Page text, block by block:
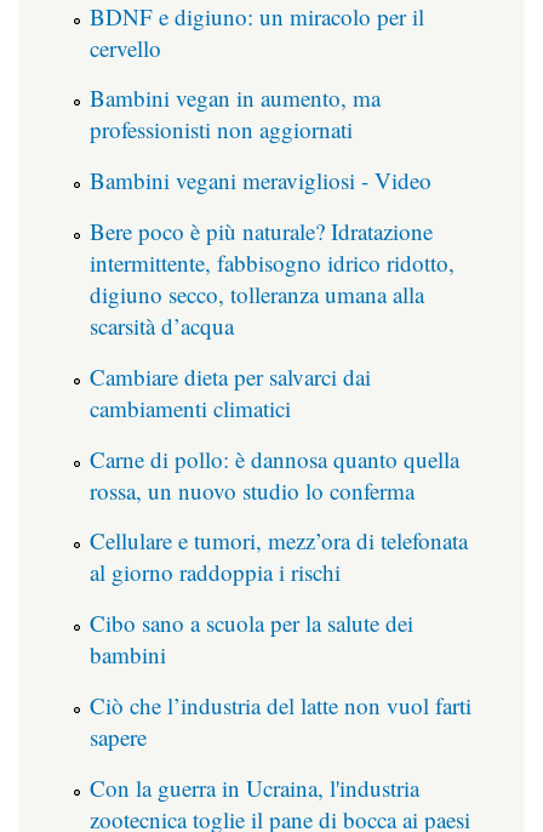
BDNF e digiuno: un miracolo per il
cervello
Bambini vegan in aumento, ma
professionisti non aggiornati
Bambini vegani meravigliosi - Video
Bere poco è più naturale? Idratazione
intermittente, fabbisogno idrico ridotto,
digiuno secco, tolleranza umana alla
scarsità d’acqua
Cambiare dieta per salvarci dai
cambiamenti climatici
Carne di pollo: è dannosa quanto quella
rossa, un nuovo studio lo conferma
Cellulare e tumori, mezz’ora di telefonata
al giorno raddoppia i rischi
Cibo sano a scuola per la salute dei
bambini
Ciò che l’industria del latte non vuol farti
sapere
Con la guerra in Ucraina, l'industria
zootecnica toglie il pane di bocca ai paesi